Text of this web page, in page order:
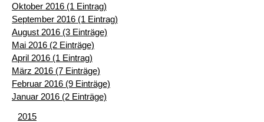
Oktober 2016 (1 Eintrag)
September 2016 (1 Eintrag)
August 2016 (3 Einträge)
Mai 2016 (2 Einträge)
April 2016 (1 Eintrag)
März 2016 (7 Einträge)
Februar 2016 (9 Einträge)
Januar 2016 (2 Einträge)
2015